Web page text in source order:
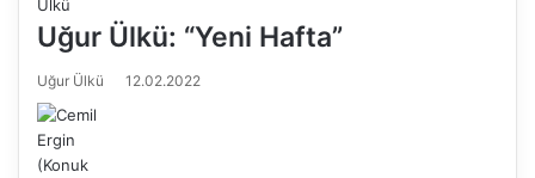
Uğur Ülkü: “Yeni Hafta”
Uğur Ülkü 12.02.2022